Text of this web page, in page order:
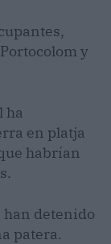
y
ha
en platja
habrían
detenido
patera.